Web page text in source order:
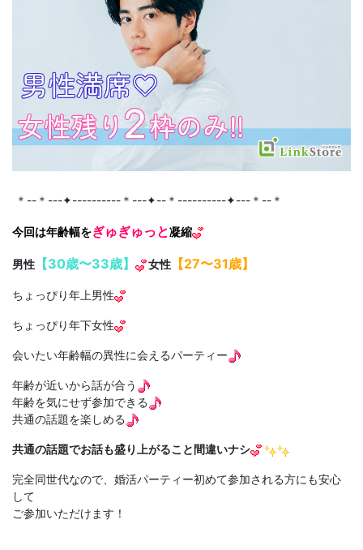
＊--＊---✦----------＊---✦--＊----------✦---＊--＊
今回は年齢幅をぎゅぎゅっと凝縮
男性 【30歳〜33歳】 女性 【27〜31歳】
ちょっぴり年上男性
ちょっぴり年下女性
会いたい年齢幅の異性に会えるパーティー
年齢が近いから話が合う
年齢を気にせず参加できる
共通の話題を楽しめる
共通の話題でお話も盛り上がること間違いナシ
完全同世代なので、婚活パーティー初めて参加される方にも安心
して
ご参加いただけます！